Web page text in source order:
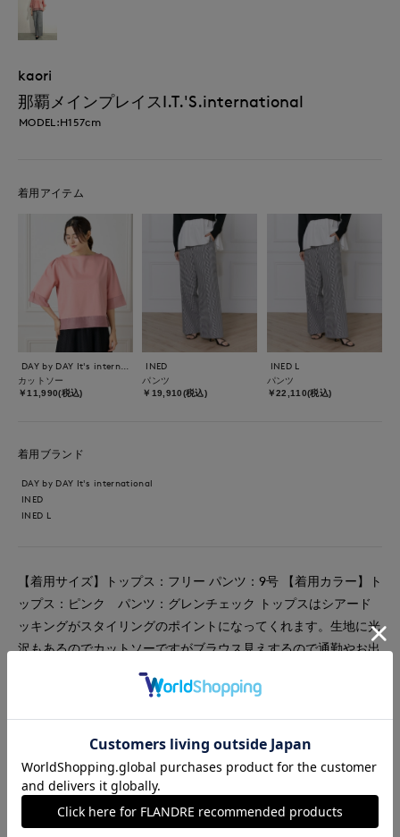
kaori
那覇メインプレイスI.T.'S.international
MODEL:H157cm
着用アイテム
カットソー
￥11,990(税込)
INED
パンツ
￥19,910(税込)
INED L
パンツ
￥22,110(税込)
着用ブランド
DAY by DAY It's international
INED
INED L
【着用サイズ】トップス：フリー パンツ：9号 【着用カラー】ト
ップス：ピンク パンツ：グレンチェック トップスはシアード
ッキングがスタイリングのポイントになってくれます。生地に光
沢もあるのでカットソーですがブラウス見えするので通勤やお出
かけのキレイめコーデにもぴったりです。 ボトムは美脚ワイド
で脚長効果抜群のコーデに。オールシーズン着られる美脚パンツ
#カットソー #パンツ #通勤・仕事
#オフィスカジュアル #女子会 #デート
#イージーケア